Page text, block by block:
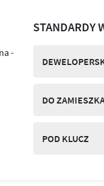
STANDARDY
DO
POD KLUCZ